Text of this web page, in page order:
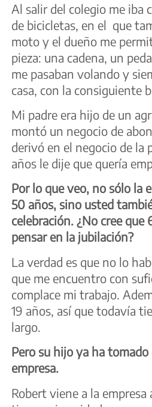
Al salir del colegio me iba
de bicicletas, en el que
moto y el dueño me
pieza: una cadena, un
me pasaban volando y
casa, con la consiguiente
Mi padre era hijo de un
montó un negocio de
derivó en el negocio de la
años le dije que quería
Por lo que veo, no sólo la
50 años, sino usted
celebración. ¿No cree que
pensar en la jubilación?
La verdad es que no lo
que me encuentro con
complace mi trabajo.
19 años, así que todavía
largo.
Pero su hijo ya ha
empresa.
Robert viene a la